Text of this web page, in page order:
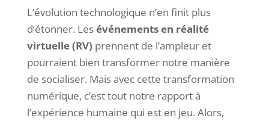
L’évolution technologique n’en finit plus
d’étonner. Lesévénements en réalité
virtuelle (RV) prennent de l’ampleur et
pourraient bien transformer notre manière
de socialiser. Mais avec cette transformation
numérique, c’est tout notre rapport à
l’expérience humaine qui est en jeu. Alors,